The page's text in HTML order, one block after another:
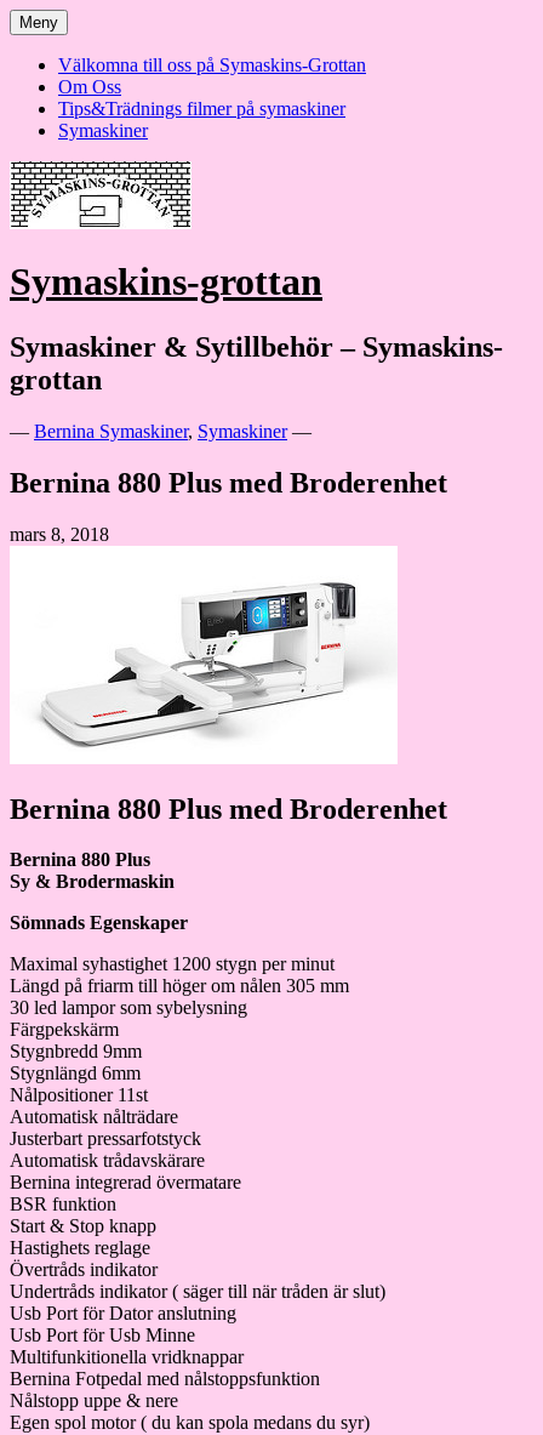
Hoppa
till
innehåll
Meny
Välkomna till oss på Symaskins-Grottan
Om Oss
Tips&Trädnings filmer på symaskiner
Symaskiner
Symaskins-grottan
Symaskiner & Sytillbehör – Symaskins-
grottan
— Bernina Symaskiner, Symaskiner—
Bernina 880 Plus med Broderenhet
mars 8, 2018
Bernina 880 Plus med Broderenhet
Bernina 880 Plus
Sy & Brodermaskin
Sömnads Egenskaper
Maximal syhastighet 1200 stygn per minut
Längd på friarm till höger om nålen 305 mm
30 led lampor som sybelysning
Färgpekskärm
Stygnbredd 9mm
Stygnlängd 6mm
Nålpositioner 11st
Automatisk nålträdare
Justerbart pressarfotstyck
Automatisk trådavskärare
Bernina integrerad övermatare
BSR funktion
Start & Stop knapp
Hastighets reglage
Övertråds indikator
Undertråds indikator ( säger till när tråden är slut)
Usb Port för Dator anslutning
Usb Port för Usb Minne
Multifunkitionella vridknappar
Bernina Fotpedal med nålstoppsfunktion
Nålstopp uppe & nere
Egen spol motor ( du kan spola medans du syr)